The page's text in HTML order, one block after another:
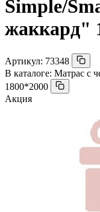
Simple/
жаккард"
Артикул: 73348
В каталоге: Матрас с
1800*2000
Акция